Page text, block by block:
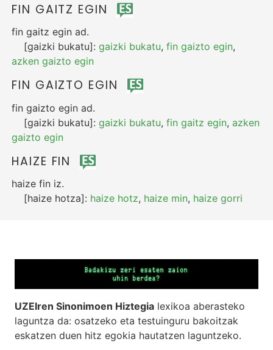
FIN GAITZ EGIN
fin gaitz egin ad.
[gaizki bukatu]:gaizki bukatu,fin gaizto egin,
azken gaizto egin
FIN GAIZTO EGIN
fin gaizto egin ad.
[gaizki bukatu]:gaizki bukatu,fin gaitz egin,azken
gaizto egin
HAIZE FIN
haize fin iz.
[haize hotza]: haize hotz, haize min, haize gorri
UZEIren Sinonimoen Hiztegia lexikoa aberasteko
laguntza da: osatzeko eta testuinguru bakoitzak
eskatzen duen hitz egokia hautatzen laguntzeko.